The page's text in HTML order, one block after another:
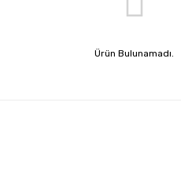
Ürün Bulunamadı.